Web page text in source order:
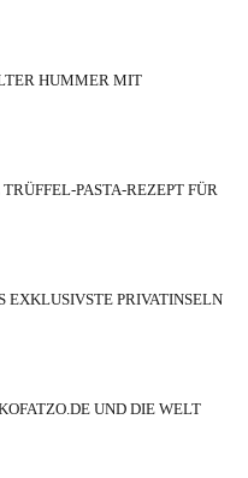
HUMMER MIT
PASTA-REZEPT FÜR
EXKLUSIVSTE PRIVATINSELN
UND DIE WELT